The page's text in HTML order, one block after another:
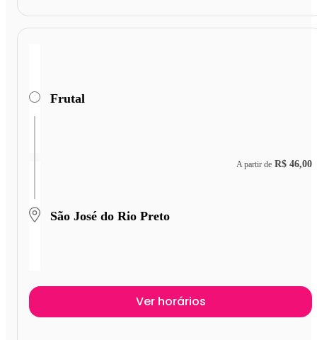
Frutal
São José do Rio Preto
A partir de R$ 46,00
Ver horários